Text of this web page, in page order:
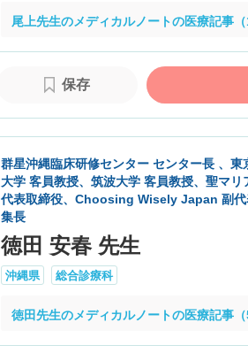
尾上先生のメディカルノートの医療記事
保存
群星沖縄臨床研修センター センター長 、
大学 客員教授、筑波大学 客員教授、聖マ
代表取締役、Choosing Wisely Japan 副
集長
徳田 安春 先生
沖縄県 総合診療科
徳田先生のメディカルノートの医療記事